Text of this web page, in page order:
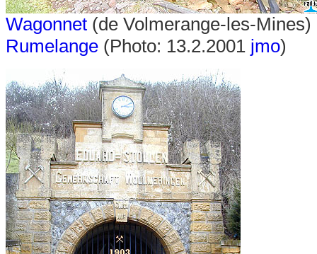
Wagonnet (de Volmerange-les-
Rumelange (Photo: 13.2.2001 jmo)